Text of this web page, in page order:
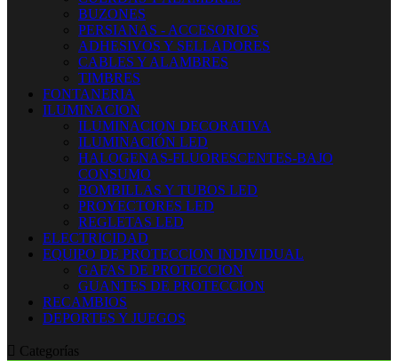
BUZONES
PERSIANAS - ACCESORIOS
ADHESIVOS Y SELLADORES
CABLES Y ALAMBRES
TIMBRES
FONTANERIA
ILUMINACION
ILUMINACION DECORATIVA
ILUMINACIÓN LED
HALOGENAS-FLUORESCENTES-BAJO
CONSUMO
BOMBILLAS Y TUBOS LED
PROYECTORES LED
REGLETAS LED
ELECTRICIDAD
EQUIPO DE PROTECCION INDIVIDUAL
GAFAS DE PROTECCION
GUANTES DE PROTECCION
RECAMBIOS
DEPORTES Y JUEGOS
 Categorías